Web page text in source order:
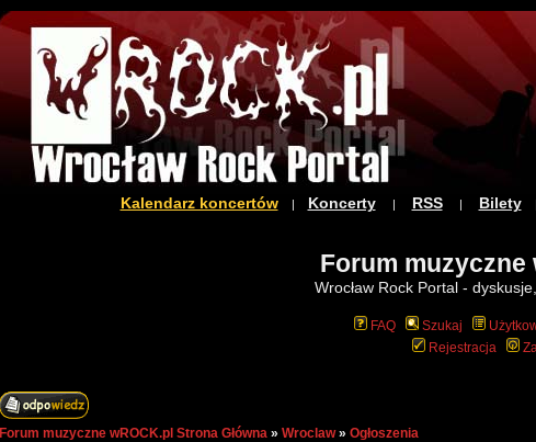
Kalendarz koncertów| Koncerty| RSS| Bilety
Forum muzyczne
Wrocław Rock Portal -
FAQ Szukaj
Rejestracja
Forum muzyczne wROCK.pl Strona Główna » Wroclaw» Ogłoszenia